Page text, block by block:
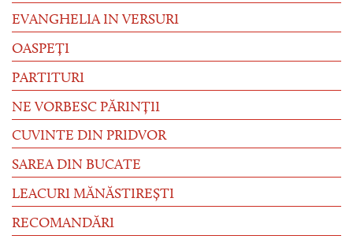
EVANGHELIA IN VERSURI
OASPEȚI
PARTITURI
NE VORBESC PĂRINȚII
CUVINTE DIN PRIDVOR
SAREA DIN BUCATE
LEACURI MĂNĂSTIREȘTI
RECOMANDĂRI